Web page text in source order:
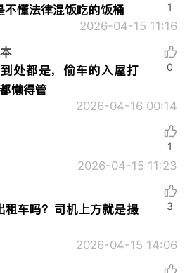
懂法律混饭吃的饭桶
2026-04-15 11:16
1
处都是，偷车的入屋打
懒得管
2026-04-16 00:14
0
2026-04-15 11:23
1
租车吗？司机上方就是撮
2026-04-15 14:06
3